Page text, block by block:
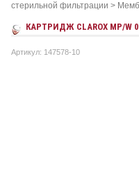
стерильной фильтрации >
КАРТРИДЖ CLAROX MP/W
Артикул: 147578-10